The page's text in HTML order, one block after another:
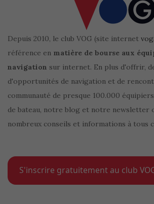
Depuis 2010, le club VOG (site internet
référence en matière de bourse aux
navigation sur internet. En plus d'offrir,
d'opportunités de navigation et de
communauté de presque 100.000
de bateau, notre blog et notre newsletter
nombreux conseils et informations à tous
S'inscrire gratuitement au club